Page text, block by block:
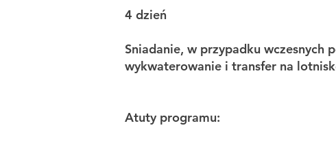
4 dzień
​Sniadanie, w przypadku wczesnych
wykwaterowanie i transfer na
Atuty programu: